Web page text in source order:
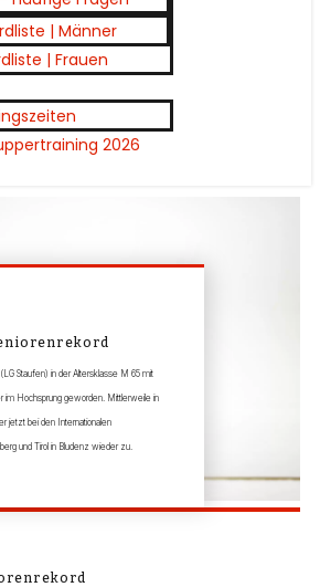
| Männer
| Frauen
2026
Staufen) in der Altersklasse M 65 mit
im Hochsprung geworden. Mittlerweile in
jetzt bei den Internationalen
und Tirol in Bludenz wieder zu.